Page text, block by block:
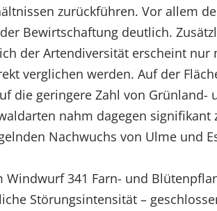
zurückführen. Vor allem
Bewirtschaftung deutlich.
der Artendiversität erscheint
verglichen werden. Auf der
die geringere Zahl von
nahm dagegen
Nachwuchs von Ulme und
341 Farn- und
Störungsintensität –